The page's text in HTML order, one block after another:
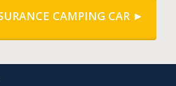
CAMPING CAR ►